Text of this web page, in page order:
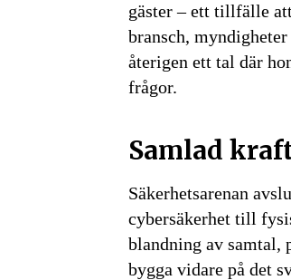
gäster – ett tillfälle
bransch,
återigen ett tal där
frågor.
Samlad
Säkerhetsarenan
cybersäkerhet till
blandning av samtal,
bygga vidare på det